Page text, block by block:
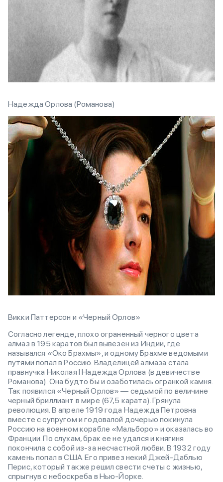
Надежда Орлова (Романова)
Викки Паттерсон и «Черный Орлов»
Согласно легенде, плохо ограненный черного цвета
алмаз в 195 каратов был вывезен из Индии, где
назывался «Око Брахмы», и одному Брахме ведомыми
путями попал в Россию. Владелицей алмаза стала
правнучка Николая I Надежда Орлова (в девичестве
Романова). Она будто бы и озаботилась огранкой камня.
Так появился «Черный Орлов» — седьмой по величине
черный бриллиант в мире (67,5 карата). Грянула
революция. В апреле 1919 года Надежда Петровна
вместе с супругом и годовалой дочерью покинула
Россию на военном корабле «Мальборо» и оказалась во
Франции. По слухам, брак ее не удался и княгиня
покончила с собой из-за несчастной любви. В 1932 году
камень попал в США. Его привез некий Джей-Даблью
Перис, который также решил свести счеты с жизнью,
спрыгнув с небоскреба в Нью-Йорке.